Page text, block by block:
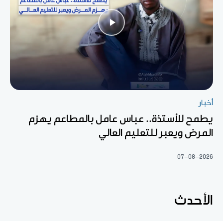
أخبار
يطمح للأستذة.. عباس عامل بالمطاعم يهزم
المرض ويعبر للتعليم العالي
07-08-2026
الأحدث